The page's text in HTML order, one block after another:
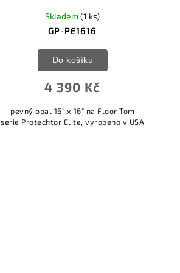
GP-PE1616
Skladem(1 ks)
4 390 Kč
Do košíku
pevný obal 16" x 16" na Floor Tom
serie Protechtor Elite, vyrobeno v USA